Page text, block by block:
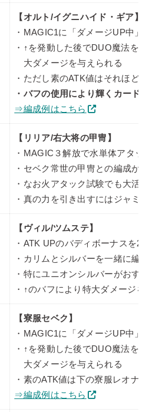
【オルト/イグニハイド・ギア】
・MAGIC1に「ダメージUP中」
・↑を発動した後でDUO魔法を
大ダメージを与えられる
・ただし素のATK値はそれほど
・バフの使用により輝くカード
⇒編成例はこちら
【リリア/右大将の甲冑】
・MAGIC３解放で水単体アタッ
・セベク常世の甲冑との編成が
・なお火アタック試験でも大活
・真の力を引き出すにはジャミ
【ヴィル/ツムステ】
・ATK UPのバディボーナスを2
・カリムとシルバーを一緒に編
・特にユニオンシルバーがおす
・↑のバフにより特大ダメージを
【寮服セベク】
・MAGIC1に「ダメージUP中」
・↑を発動した後でDUO魔法を
大ダメージを与えられる
・素のATK値は下の寮服レオナ
⇒編成例はこちら